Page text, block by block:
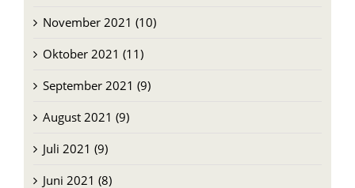
Oktober 2021 (11)
September 2021 (9)
August 2021 (9)
Juli 2021 (9)
Juni 2021 (8)
Mai 2021 (8)